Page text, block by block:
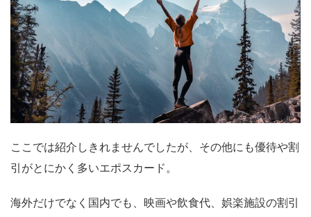
ここでは紹介しきれませんでしたが、その他にも優待や割
引がとにかく多いエポスカード。
海外だけでなく国内でも、映画や飲食代、娯楽施設の割引